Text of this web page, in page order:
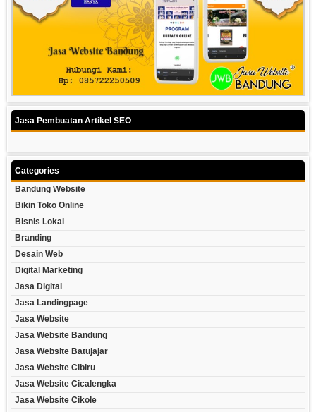
Jasa Pembuatan Artikel SEO
Categories
Bandung Website
Bikin Toko Online
Bisnis Lokal
Branding
Desain Web
Digital Marketing
Jasa Digital
Jasa Landingpage
Jasa Website
Jasa Website Bandung
Jasa Website Batujajar
Jasa Website Cibiru
Jasa Website Cicalengka
Jasa Website Cikole